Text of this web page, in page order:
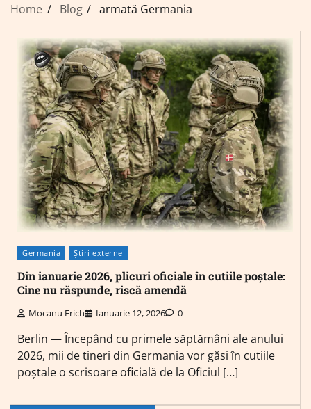
Home Blog armată Germania
Germania Știri externe
Din ianuarie 2026, plicuri oficiale în cutiile poștale:
Cine nu răspunde, riscă amendă
Mocanu Erich Ianuarie 12, 2026 0
Berlin — Începând cu primele săptămâni ale anului
2026, mii de tineri din Germania vor găsi în cutiile
poștale o scrisoare oficială de la Oficiul […]